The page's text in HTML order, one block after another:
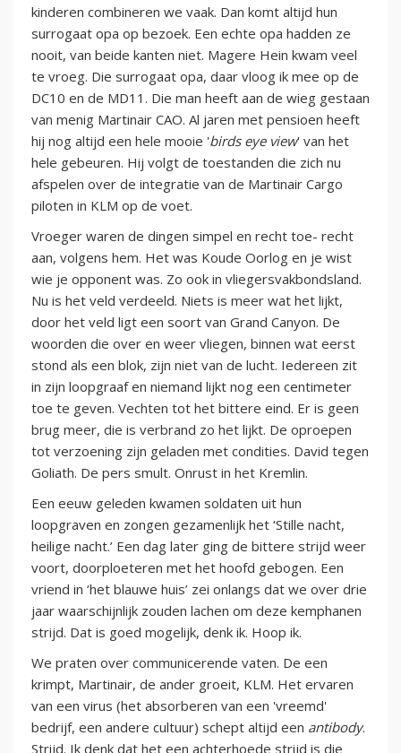
kinderen combineren we vaak. Dan komt altijd hun
surrogaat opa op bezoek. Een echte opa hadden ze
nooit, van beide kanten niet. Magere Hein kwam veel
te vroeg. Die surrogaat opa, daar vloog ik mee op de
DC10 en de MD11. Die man heeft aan de wieg gestaan
van menig Martinair CAO. Al jaren met pensioen heeft
hij nog altijd een hele mooie 'birds eye view' van het
hele gebeuren. Hij volgt de toestanden die zich nu
afspelen over de integratie van de Martinair Cargo
piloten in KLM op de voet.
Vroeger waren de dingen simpel en recht toe- recht
aan, volgens hem. Het was Koude Oorlog en je wist
wie je opponent was. Zo ook in vliegersvakbondsland.
Nu is het veld verdeeld. Niets is meer wat het lijkt,
door het veld ligt een soort van Grand Canyon. De
woorden die over en weer vliegen, binnen wat eerst
stond als een blok, zijn niet van de lucht. Iedereen zit
in zijn loopgraaf en niemand lijkt nog een centimeter
toe te geven. Vechten tot het bittere eind. Er is geen
brug meer, die is verbrand zo het lijkt. De oproepen
tot verzoening zijn geladen met condities. David tegen
Goliath. De pers smult. Onrust in het Kremlin.
Een eeuw geleden kwamen soldaten uit hun
loopgraven en zongen gezamenlijk het ‘Stille nacht,
heilige nacht.’ Een dag later ging de bittere strijd weer
voort, doorploeteren met het hoofd gebogen. Een
vriend in ‘het blauwe huis’ zei onlangs dat we over drie
jaar waarschijnlijk zouden lachen om deze kemphanen
strijd. Dat is goed mogelijk, denk ik. Hoop ik.
We praten over communicerende vaten. De een
krimpt, Martinair, de ander groeit, KLM. Het ervaren
van een virus (het absorberen van een 'vreemd'
bedrijf, een andere cultuur) schept altijd een antibody.
Strijd. Ik denk dat het een achterhoede strijd is die